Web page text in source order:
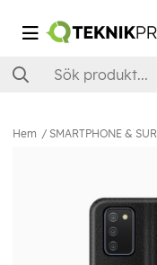
Hem SMARTPHONE &